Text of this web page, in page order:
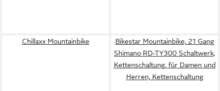
Chillaxx Mountainbike
Bikestar Mountainbike, 21 Gang
Shimano RD-TY300 Schaltwerk,
Kettenschaltung, für Damen und
Herren, Kettenschaltung